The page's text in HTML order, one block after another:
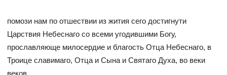
помози нам по отшествии из жития сего достигнути
Царствия Небеснаго со всеми угодившими Богу,
прославляюще милосердие и благость Отца Небеснаго, в
Троице славимаго, Отца и Сына и Святаго Духа, во веки